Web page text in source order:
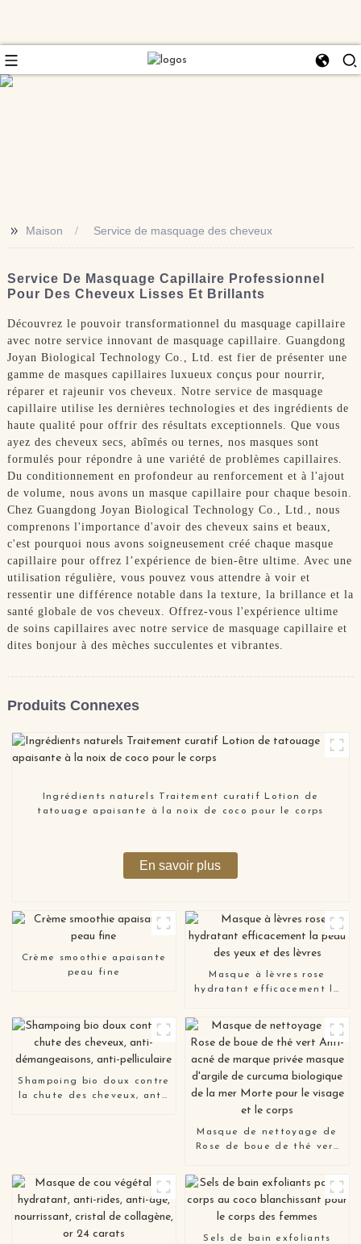
>> Maison Service de masquage des cheveux
Service De Masquage Capillaire Professionnel
Pour Des Cheveux Lisses Et Brillants
Découvrez le pouvoir transformationnel du masquage capillaire
avec notre service innovant de masquage capillaire. Guangdong
Joyan Biological Technology Co., Ltd. est fier de présenter une
gamme de masques capillaires luxueux conçus pour nourrir,
réparer et rajeunir vos cheveux. Notre service de masquage
capillaire utilise les dernières technologies et des ingrédients de
haute qualité pour offrir des résultats exceptionnels. Que vous
ayez des cheveux secs, abîmés ou ternes, nos masques sont
formulés pour répondre à une variété de problèmes capillaires.
Du conditionnement en profondeur au renforcement et à l'ajout
de volume, nous avons un masque capillaire pour chaque besoin.
Chez Guangdong Joyan Biological Technology Co., Ltd., nous
comprenons l'importance d'avoir des cheveux sains et beaux,
c'est pourquoi nous avons soigneusement créé chaque masque
capillaire pour offrez l’expérience de bien-être ultime. Avec une
utilisation régulière, vous pouvez vous attendre à voir et
ressentir une différence notable dans la texture, la brillance et la
santé globale de vos cheveux. Offrez-vous l'expérience ultime
de soins capillaires avec notre service de masquage capillaire et
dites bonjour à des mèches succulentes et vibrantes.
Produits Connexes
Ingrédients naturels Traitement curatif Lotion de
tatouage apaisante à la noix de coco pour le corps
En savoir plus
Crème smoothie apaisante
peau fine
Masque à lèvres rose
hydratant efficacement la
lèvres
Shampoing bio doux contre
la chute des cheveux, anti-
Masque de nettoyage de
Rose de boue de thé vert
privée masque d'argile de
curcuma biologique de la
mer Morte pour le visage
et le corps
Sels de bain exfoliants